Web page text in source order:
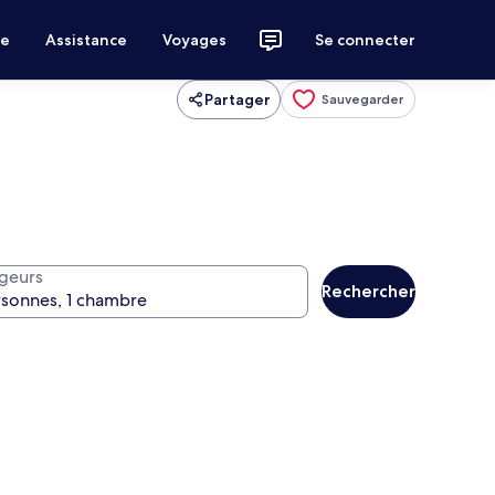
Assistance Voyages Se connecter
Partager Sauvegarder
Rechercher